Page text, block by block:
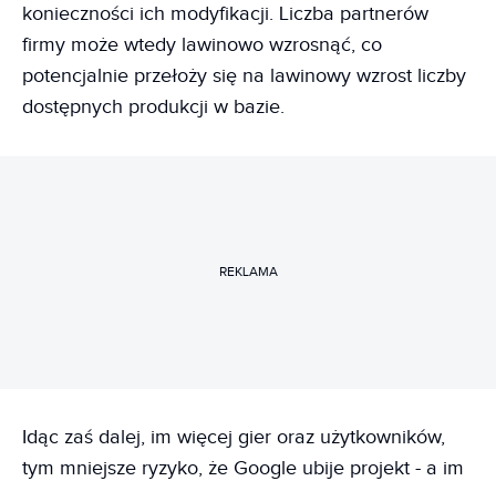
konieczności ich modyfikacji. Liczba partnerów
firmy może wtedy lawinowo wzrosnąć, co
potencjalnie przełoży się na lawinowy wzrost liczby
dostępnych produkcji w bazie.
REKLAMA
Idąc zaś dalej, im więcej gier oraz użytkowników,
tym mniejsze ryzyko, że Google ubije projekt - a im